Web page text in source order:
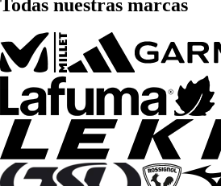
Todas nuestras marcas